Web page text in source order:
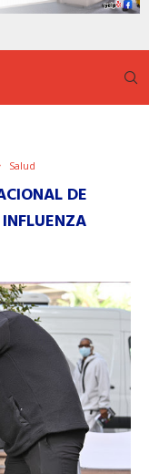
Salud
DE